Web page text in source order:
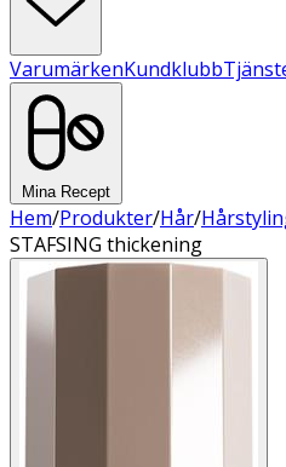
VarumärkenKundklubb
Mina Recept
Hem/Produkter/Hår/
STAFSING thickening